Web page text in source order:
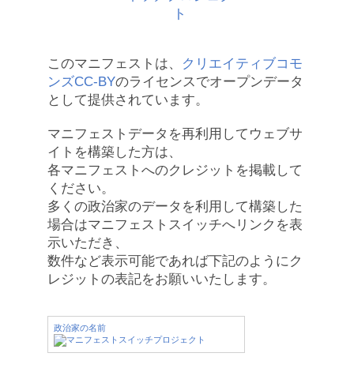
このマニフェストは、
クリエイティブコモ
ンズCC-BYのライセンスでオープンデータ
として提供されています。
マニフェストデータを再利用してウェブサ
イトを構築した方は、
各マニフェストへのクレジットを掲載して
ください。
多くの政治家のデータを利用して構築した
場合はマニフェストスイッチへリンクを表
示いただき、
数件など表示可能であれば下記のようにク
レジットの表記をお願いいたします。
政治家の名前